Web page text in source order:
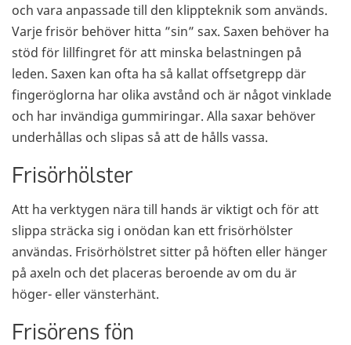
och vara anpassade till den klippteknik som används.
Varje frisör behöver hitta ”sin” sax. Saxen behöver ha
stöd för lillfingret för att minska belastningen på
leden. Saxen kan ofta ha så kallat offsetgrepp där
fingeröglorna har olika avstånd och är något vinklade
och har invändiga gummiringar. Alla saxar behöver
underhållas och slipas så att de hålls vassa.
Frisörhölster
Att ha verktygen nära till hands är viktigt och för att
slippa sträcka sig i onödan kan ett frisörhölster
användas. Frisörhölstret sitter på höften eller hänger
på axeln och det placeras beroende av om du är
höger- eller vänsterhänt.
Frisörens fön